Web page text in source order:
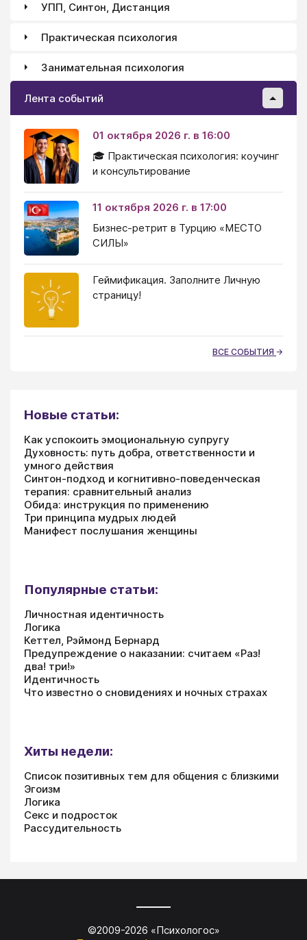
УПП, Синтон, Дистанция
Практическая психология
Занимательная психология
Лента событий
01 октября 2026 г. в 16:00
🎓 Практическая психология: коучинг
и консультирование
11 октября 2026 г. в 17:00
Бизнес-ретрит в Турцию «МЕСТО
СИЛЫ»
Геймификация. Заполните Личную
страницу!
ВСЕ СОБЫТИЯ
Новые статьи:
Как успокоить эмоциональную супругу
Духовность: путь добра, ответственности и
умного действия
Синтон-подход и когнитивно-поведенческая
терапия: сравнительный анализ
Обида: инструкция по применению
Три принципа мудрых людей
Манифест послушания женщины
Популярные статьи:
Личностная идентичность
Логика
Кеттел, Рэймонд Бернард
Предупреждение о наказании: считаем «Раз!
два! три!»
Идентичность
Что известно о сновидениях и ночных страхах
Хиты недели:
Список позитивных тем для общения с близкими
Эгоизм
Логика
Секс и подросток
Рассудительность
©2009-2026 «Психологос»